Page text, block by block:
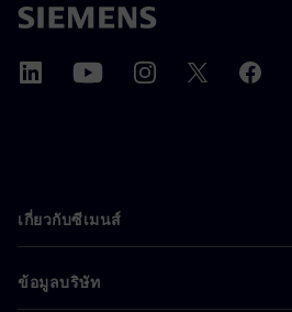
เกี่ยวกับซีเมนส์
ข้อมูลบริษัท